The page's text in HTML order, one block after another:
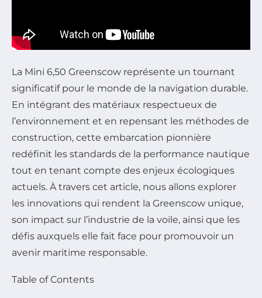
La Mini 6,50 Greenscow représente un tournant
significatif pour le monde de la navigation durable.
En intégrant des matériaux respectueux de
l’environnement et en repensant les méthodes de
construction, cette embarcation pionnière
redéfinit les standards de la performance nautique
tout en tenant compte des enjeux écologiques
actuels. À travers cet article, nous allons explorer
les innovations qui rendent la Greenscow unique,
son impact sur l’industrie de la voile, ainsi que les
défis auxquels elle fait face pour promouvoir un
avenir maritime responsable.
Table of Contents